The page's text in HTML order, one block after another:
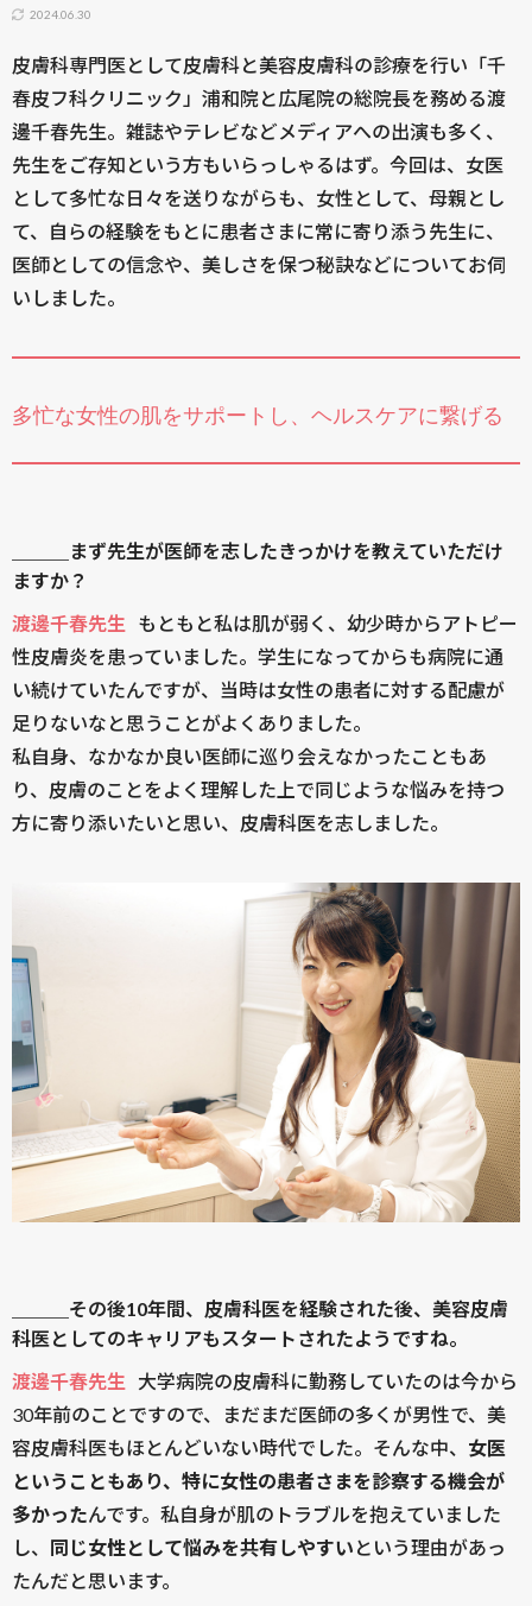
2024.06.30
皮膚科専門医として皮膚科と美容皮膚科の診療を行い「千
春皮フ科クリニック」浦和院と広尾院の総院長を務める渡
邊千春先生。雑誌やテレビなどメディアへの出演も多く、
先生をご存知という方もいらっしゃるはず。今回は、女医
として多忙な日々を送りながらも、女性として、母親とし
て、自らの経験をもとに患者さまに常に寄り添う先生に、
医師としての信念や、美しさを保つ秘訣などについてお伺
いしました。
多忙な女性の肌をサポートし、ヘルスケアに繋げる
＿＿＿まず先生が医師を志したきっかけを教えていただけ
ますか？
渡邊千春先生
もともと私は肌が弱く、幼少時からアトピー
性皮膚炎を患っていました。学生になってからも病院に通
い続けていたんですが、当時は女性の患者に対する配慮が
足りないなと思うことがよくありました。
私自身、なかなか良い医師に巡り会えなかったこともあ
り、皮膚のことをよく理解した上で同じような悩みを持つ
方に寄り添いたいと思い、皮膚科医を志しました。
＿＿＿その後10年間、皮膚科医を経験された後、美容皮膚
科医としてのキャリアもスタートされたようですね。
渡邊千春先生
大学病院の皮膚科に勤務していたのは今から
30年前のことですので、まだまだ医師の多くが男性で、美
容皮膚科医もほとんどいない時代でした。そんな中、 女医
ということもあり、特に女性の患者さまを診察する機会が
多かったんです。私自身が肌のトラブルを抱えていました
し、 同じ女性として悩みを共有しやすい という理由があっ
たんだと思います。